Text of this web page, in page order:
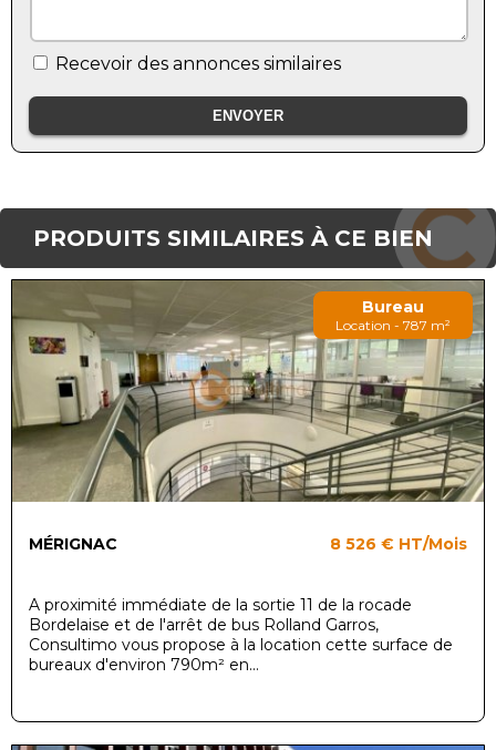
Recevoir des annonces similaires
PRODUITS SIMILAIRES À CE BIEN
Bureau
Location - 787 m²
MÉRIGNAC 8 526 € HT/Mois
A proximité immédiate de la sortie 11 de la rocade
Bordelaise et de l'arrêt de bus Rolland Garros,
Consultimo vous propose à la location cette surface de
bureaux d'environ 790m² en...